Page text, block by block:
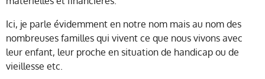
Ici, je parle évidemment en notre nom mais au nom des
nombreuses familles qui vivent ce que nous vivons avec
leur enfant, leur proche en situation de handicap ou de
vieillesse etc.